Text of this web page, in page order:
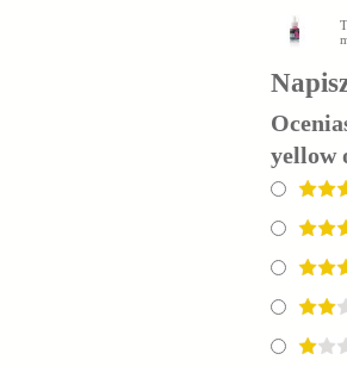
yellow